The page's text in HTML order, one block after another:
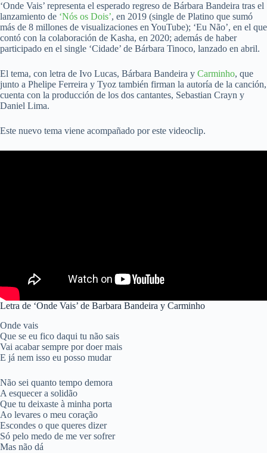
‘Onde Vais’ representa el esperado regreso de Bárbara Bandeira tras el
lanzamiento de ‘Nós os Dois’, en 2019 (single de Platino que sumó
más de 8 millones de visualizaciones en YouTube); ‘Eu Não’, en el que
contó con la colaboración de Kasha, en 2020; además de haber
participado en el single ‘Cidade’ de Bárbara Tinoco, lanzado en abril.
El tema, con letra de Ivo Lucas, Bárbara Bandeira y Carminho, que
junto a Phelipe Ferreira y Tyoz también firman la autoría de la canción,
cuenta con la producción de los dos cantantes, Sebastian Crayn y
Daniel Lima.
Este nuevo tema viene acompañado por este videoclip.
Letra de ‘Onde Vais’ de Barbara Bandeira y Carminho
Onde vais
Que se eu fico daqui tu não sais
Vai acabar sempre por doer mais
E já nem isso eu posso mudar
Não sei quanto tempo demora
A esquecer a solidão
Que tu deixaste à minha porta
Ao levares o meu coração
Escondes o que queres dizer
Só pelo medo de me ver sofrer
Mas não dá